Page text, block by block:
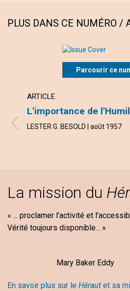
PLUS DANS CE NUMÉRO /
Parcourir ce
ARTICLE
L'importance de
LESTER G. BESOLD | août 1957
La mission du
« ... proclamer l’activité et
Vérité toujours disponible... »
Mary Baker Eddy
En savoir plus sur le Héraut et sa